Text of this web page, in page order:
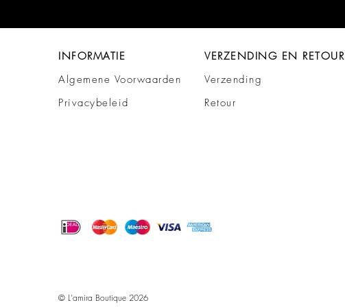
INFORMATIE
Algemene Voorwaarden
Privacybeleid
VERZENDING EN RETOUR
Verzending
Retour
© L'amira Boutique 2026